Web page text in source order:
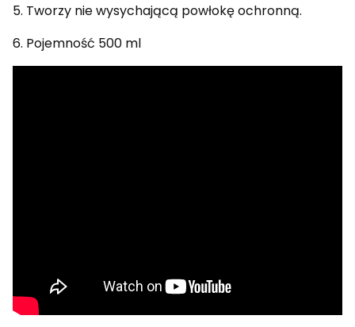
5. Tworzy nie wysychającą powłokę ochronną.
6. Pojemność 500 ml